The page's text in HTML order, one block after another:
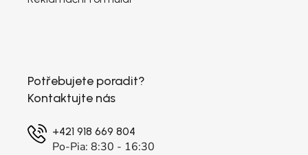
Potřebujete poradit?
Kontaktujte nás
+421 918 669 804
Po-Pia: 8:30 - 16:30